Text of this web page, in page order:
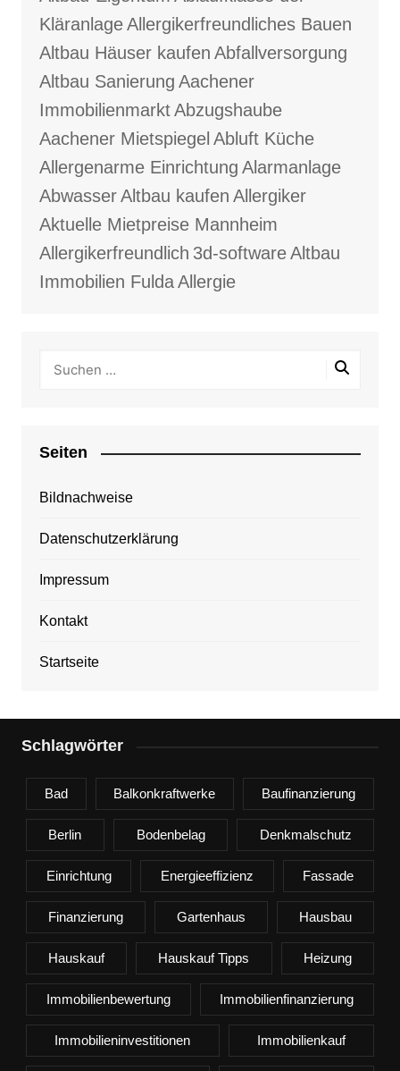
KläranlageAllergikerfreundliches Bauen
Altbau Häuser kaufen Abfallversorgung
Altbau Sanierung Aachener
ImmobilienmarktAbzugshaube
Aachener Mietspiegel Abluft Küche
Allergenarme Einrichtung Alarmanlage
AbwasserAltbau kaufen Allergiker
Aktuelle Mietpreise Mannheim
Allergikerfreundlich 3d-softwareAltbau
Immobilien FuldaAllergie
Seiten
Bildnachweise
Datenschutzerklärung
Impressum
Kontakt
Startseite
Schlagwörter
Bad Balkonkraftwerke Baufinanzierung
Berlin Bodenbelag Denkmalschutz
Einrichtung Energieeffizienz Fassade
Finanzierung Gartenhaus Hausbau
Hauskauf Hauskauf Tipps Heizung
Immobilienbewertung Immobilienfinanzierung
Immobilieninvestitionen Immobilienkauf